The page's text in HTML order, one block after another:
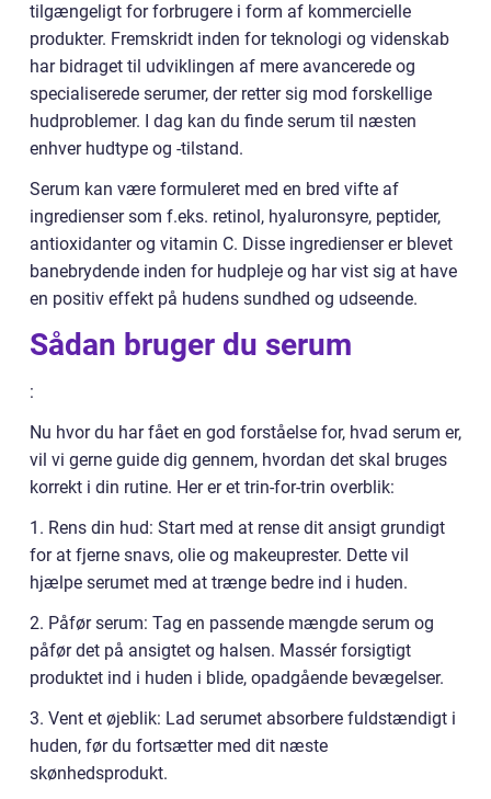
tilgængeligt for forbrugere i form af kommercielle
produkter. Fremskridt inden for teknologi og videnskab
har bidraget til udviklingen af mere avancerede og
specialiserede serumer, der retter sig mod forskellige
hudproblemer. I dag kan du finde serum til næsten
enhver hudtype og -tilstand.
Serum kan være formuleret med en bred vifte af
ingredienser som f.eks. retinol, hyaluronsyre, peptider,
antioxidanter og vitamin C. Disse ingredienser er blevet
banebrydende inden for hudpleje og har vist sig at have
en positiv effekt på hudens sundhed og udseende.
Sådan bruger du serum
:
Nu hvor du har fået en god forståelse for, hvad serum er,
vil vi gerne guide dig gennem, hvordan det skal bruges
korrekt i din rutine. Her er et trin-for-trin overblik:
1. Rens din hud: Start med at rense dit ansigt grundigt
for at fjerne snavs, olie og makeuprester. Dette vil
hjælpe serumet med at trænge bedre ind i huden.
2. Påfør serum: Tag en passende mængde serum og
påfør det på ansigtet og halsen. Massér forsigtigt
produktet ind i huden i blide, opadgående bevægelser.
3. Vent et øjeblik: Lad serumet absorbere fuldstændigt i
huden, før du fortsætter med dit næste
skønhedsprodukt.